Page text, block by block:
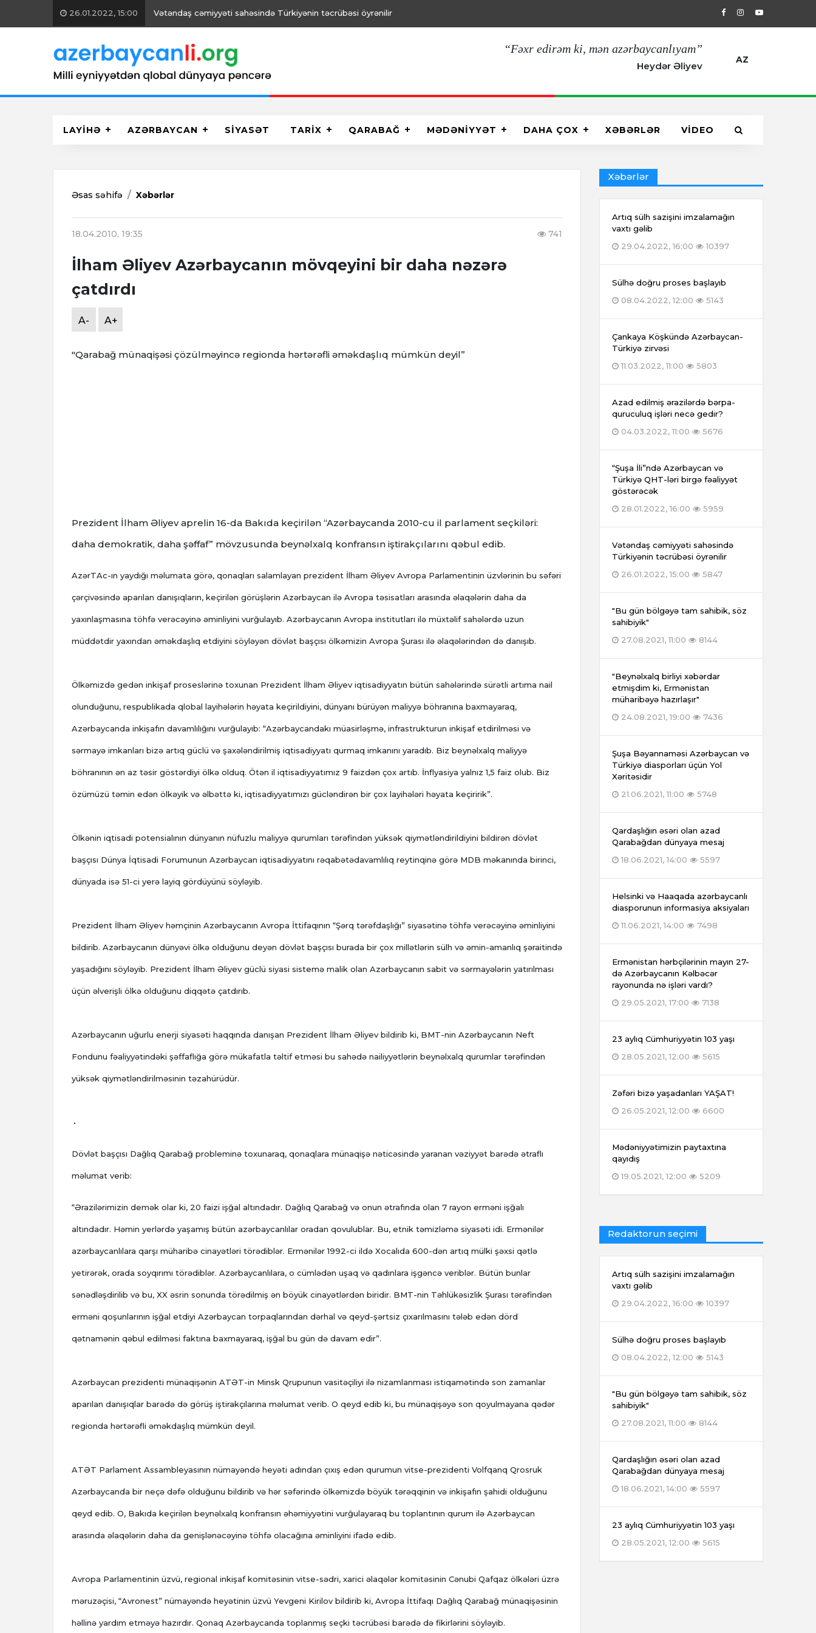
26.01.2022, 15:00 Vətəndaş cəmiyyəti sahəsində Türkiyənin təcrübəsi öyrənilir 29.04.2022, 16:00 Artıq sülh
“Fəxr edirəm ki, mən azərbaycanlıyam”
Heydər Əliyev
AZ
LAYİHƏ AZƏRBAYCAN SİYASƏT TARİX QARABAĞ MƏDƏNİYYƏT DAHA ÇOX XƏBƏRLƏR VİDEO
Əsas səhifə Xəbərlər
18.04.2010, 19:35 741
İlham Əliyev Azərbaycanın mövqeyini bir daha nəzərə
çatdırdı
A- A+
"Qarabağ münaqişəsi çözülməyincə regionda hərtərəfli əməkdaşlıq mümkün deyil”
Prezident İlham Əliyev aprelin 16-da Bakıda keçirilən “Azərbaycanda 2010-cu il parlament seçkiləri:
daha demokratik, daha şəffaf” mövzusunda beynəlxalq konfransın iştirakçılarını qəbul edib.
AzərTAc-ın yaydığı məlumata görə, qonaqları salamlayan prezident İlham Əliyev Avropa Parlamentinin üzvlərinin bu səfəri
çərçivəsində aparılan danışıqların, keçirilən görüşlərin Azərbaycan ilə Avropa təsisatları arasında əlaqələrin daha da
yaxınlaşmasına töhfə verəcəyinə əminliyini vurğulayıb. Azərbaycanın Avropa institutları ilə müxtəlif sahələrdə uzun
müddətdir yaxından əməkdaşlıq etdiyini söyləyən dövlət başçısı ölkəmizin Avropa Şurası ilə əlaqələrindən də danışıb.
Ölkəmizdə gedən inkişaf proseslərinə toxunan Prezident İlham Əliyev iqtisadiyyatın bütün sahələrində sürətli artıma nail
olunduğunu, respublikada qlobal layihələrin həyata keçirildiyini, dünyanı bürüyən maliyyə böhranına baxmayaraq,
Azərbaycanda inkişafın davamlılığını vurğulayıb: “Azərbaycandakı müasirləşmə, infrastrukturun inkişaf etdirilməsi və
sərmayə imkanları bizə artıq güclü və şaxələndirilmiş iqtisadiyyatı qurmaq imkanını yaradıb. Biz beynəlxalq maliyyə
böhranının ən az təsir göstərdiyi ölkə olduq. Ötən il iqtisadiyyatımız 9 faizdən çox artıb. İnflyasiya yalnız 1,5 faiz olub. Biz
özümüzü təmin edən ölkəyik və əlbəttə ki, iqtisadiyyatımızı gücləndirən bir çox layihələri həyata keçiririk”.
Ölkənin iqtisadi potensialının dünyanın nüfuzlu maliyyə qurumları tərəfindən yüksək qiymətləndirildiyini bildirən dövlət
başçısı Dünya İqtisadi Forumunun Azərbaycan iqtisadiyyatını rəqabətədavamlılıq reytinqinə görə MDB məkanında birinci,
dünyada isə 51-ci yerə layiq gördüyünü söyləyib.
Prezident İlham Əliyev həmçinin Azərbaycanın Avropa İttifaqının “Şərq tərəfdaşlığı” siyasətinə töhfə verəcəyinə əminliyini
bildirib. Azərbaycanın dünyəvi ölkə olduğunu deyən dövlət başçısı burada bir çox millətlərin sülh və əmin-amanlıq şəraitində
yaşadığını söyləyib. Prezident İlham Əliyev güclü siyasi sistemə malik olan Azərbaycanın sabit və sərmayələrin yatırılması
üçün əlverişli ölkə olduğunu diqqətə çatdırıb.
Azərbaycanın uğurlu enerji siyasəti haqqında danışan Prezident İlham Əliyev bildirib ki, BMT-nin Azərbaycanın Neft
Fondunu fəaliyyətindəki şəffaflığa görə mükafatla təltif etməsi bu sahədə nailiyyətlərin beynəlxalq qurumlar tərəfindən
yüksək qiymətləndirilməsinin təzahürüdür.
Dövlət başçısı Dağlıq Qarabağ probleminə toxunaraq, qonaqlara münaqişə nəticəsində yaranan vəziyyət barədə ətraflı
məlumat verib:
“Ərazilərimizin demək olar ki, 20 faizi işğal altındadır. Dağlıq Qarabağ və onun ətrafında olan 7 rayon erməni işğalı
altındadır. Həmin yerlərdə yaşamış bütün azərbaycanlılar oradan qovulublar. Bu, etnik təmizləmə siyasəti idi. Ermənilər
azərbaycanlılara qarşı müharibə cinayətləri törədiblər. Ermənilər 1992-ci ildə Xocalıda 600-dən artıq mülki şəxsi qətlə
yetirərək, orada soyqırımı törədiblər. Azərbaycanlılara, o cümlədən uşaq və qadınlara işgəncə veriblər. Bütün bunlar
sənədləşdirilib və bu, XX əsrin sonunda törədilmiş ən böyük cinayətlərdən biridir. BMT-nin Təhlükəsizlik Şurası tərəfindən
erməni qoşunlarının işğal etdiyi Azərbaycan torpaqlarından dərhal və qeyd-şərtsiz çıxarılmasını tələb edən dörd
qətnamənin qəbul edilməsi faktına baxmayaraq, işğal bu gün də davam edir”.
Azərbaycan prezidenti münaqişənin ATƏT-in Minsk Qrupunun vasitəçiliyi ilə nizamlanması istiqamətində son zamanlar
aparılan danışıqlar barədə də görüş iştirakçılarına məlumat verib. O qeyd edib ki, bu münaqişəyə son qoyulmayana qədər
regionda hərtərəfli əməkdaşlıq mümkün deyil.
ATƏT Parlament Assambleyasının nümayəndə heyəti adından çıxış edən qurumun vitse-prezidenti Volfqanq Qrosruk
Azərbaycanda bir neçə dəfə olduğunu bildirib və hər səfərində ölkəmizdə böyük tərəqqinin və inkişafın şahidi olduğunu
qeyd edib. O, Bakıda keçirilən beynəlxalq konfransın əhəmiyyətini vurğulayaraq bu toplantının qurum ilə Azərbaycan
arasında əlaqələrin daha da genişlənəcəyinə töhfə olacağına əminliyini ifadə edib.
Avropa Parlamentinin üzvü, regional inkişaf komitəsinin vitse-sədri, xarici əlaqələr komitəsinin Cənubi Qafqaz ölkələri üzrə
məruzəçisi, “Avronest” nümayəndə heyətinin üzvü Yevgeni Kirilov bildirib ki, Avropa İttifaqı Dağlıq Qarabağ münaqişəsinin
həllinə yardım etməyə hazırdır. Qonaq Azərbaycanda toplanmış seçki təcrübəsi barədə də fikirlərini söyləyib.
Xəbərlər
Artıq sülh sazişini imzalamağın
vaxtı gəlib
29.04.2022, 16:00
10397
Sülhə doğru proses başlayıb
08.04.2022, 12:00
5143
Çankaya Köşkündə Azərbaycan-
Türkiyə zirvəsi
11.03.2022, 11:00
5803
Azad edilmiş ərazilərdə bərpa-
quruculuq işləri necə gedir?
04.03.2022, 11:00
5676
“Şuşa İli”ndə Azərbaycan və
Türkiyə QHT-ləri birgə fəaliyyət
göstərəcək
28.01.2022, 16:00
5959
Vətəndaş cəmiyyəti sahəsində
Türkiyənin təcrübəsi öyrənilir
26.01.2022, 15:00
5847
"Bu gün bölgəyə tam sahibik, söz
sahibiyik"
27.08.2021, 11:00
8144
"Beynəlxalq birliyi xəbərdar
etmişdim ki, Ermənistan
müharibəyə hazırlaşır"
24.08.2021, 19:00
7436
Şuşa Bəyannaməsi Azərbaycan və
Türkiyə diasporları üçün Yol
Xəritəsidir
21.06.2021, 11:00
5748
Qardaşlığın əsəri olan azad
Qarabağdan dünyaya mesaj
18.06.2021, 14:00
5597
Helsinki və Haaqada azərbaycanlı
diasporunun informasiya aksiyaları
11.06.2021, 14:00
7498
Ermənistan hərbçilərinin mayın 27-
də Azərbaycanın Kəlbəcər
rayonunda nə işləri vardı?
29.05.2021, 17:00
7138
23 aylıq Cümhuriyyətin 103 yaşı
28.05.2021, 12:00
5615
Zəfəri bizə yaşadanları YAŞAT!
26.05.2021, 12:00
6600
Mədəniyyətimizin paytaxtına
qayıdış
19.05.2021, 12:00
5209
Redaktorun seçimi
Artıq sülh sazişini imzalamağın
vaxtı gəlib
29.04.2022, 16:00
10397
Sülhə doğru proses başlayıb
08.04.2022, 12:00
5143
"Bu gün bölgəyə tam sahibik, söz
sahibiyik"
27.08.2021, 11:00
8144
Qardaşlığın əsəri olan azad
Qarabağdan dünyaya mesaj
18.06.2021, 14:00
5597
23 aylıq Cümhuriyyətin 103 yaşı
28.05.2021, 12:00
5615